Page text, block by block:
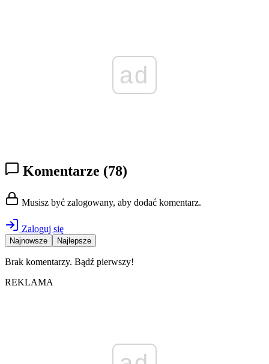
ad
Komentarze (78)
Musisz być zalogowany, aby dodać komentarz.
Zaloguj się
Najnowsze Najlepsze
Brak komentarzy. Bądź pierwszy!
REKLAMA